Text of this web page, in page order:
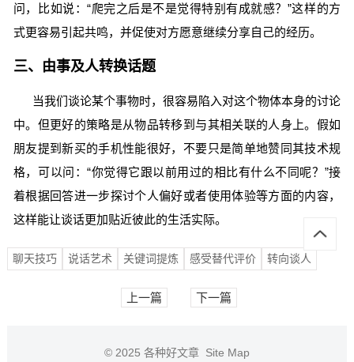
问，比如说：“爬完之后是不是觉得特别有成就感？”这样的方
式更容易引起共鸣，并促使对方愿意继续分享自己的经历。
三、由事及人转换话题
当我们谈论某个事物时，很容易陷入对这个物体本身的讨论
中。但更好的策略是从物品转移到与其相关联的人身上。假如
朋友提到新买的手机性能很好，不要只是简单地赞同其技术规
格，可以问：“你觉得它跟以前用过的相比有什么不同呢？”接
着根据回答进一步探讨个人偏好或者使用体验等方面的内容，
这样能让谈话更加贴近彼此的生活实际。
聊天技巧 说话艺术 关键词提炼 感受替代评价 转向谈人
上一篇 下一篇
© 2025 各种好文章 Site Map